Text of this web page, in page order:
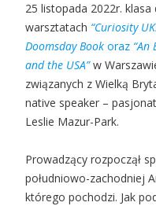
25 listopada 2022r. klasa
warsztatach “Curiosity
Doomsday Book oraz “An
and the USA”w
związanych z Wielką
native speaker –
Leslie Mazur-Park.
Prowadzący rozpoczął
południowo-zachodniej
którego pochodzi. Jak